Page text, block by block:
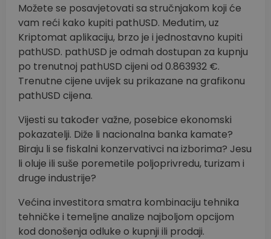
Možete se posavjetovati sa stručnjakom koji će
vam reći kako kupiti pathUSD. Međutim, uz
Kriptomat aplikaciju, brzo je i jednostavno kupiti
pathUSD. pathUSD je odmah dostupan za kupnju
po trenutnoj pathUSD cijeni od 0.863932 €.
Trenutne cijene uvijek su prikazane na grafikonu
pathUSD cijena.
Vijesti su također važne, posebice ekonomski
pokazatelji. Diže li nacionalna banka kamate?
Biraju li se fiskalni konzervativci na izborima? Jesu
li oluje ili suše poremetile poljoprivredu, turizam i
druge industrije?
Većina investitora smatra kombinaciju tehnika
tehničke i temeljne analize najboljom opcijom
kod donošenja odluke o kupnji ili prodaji.